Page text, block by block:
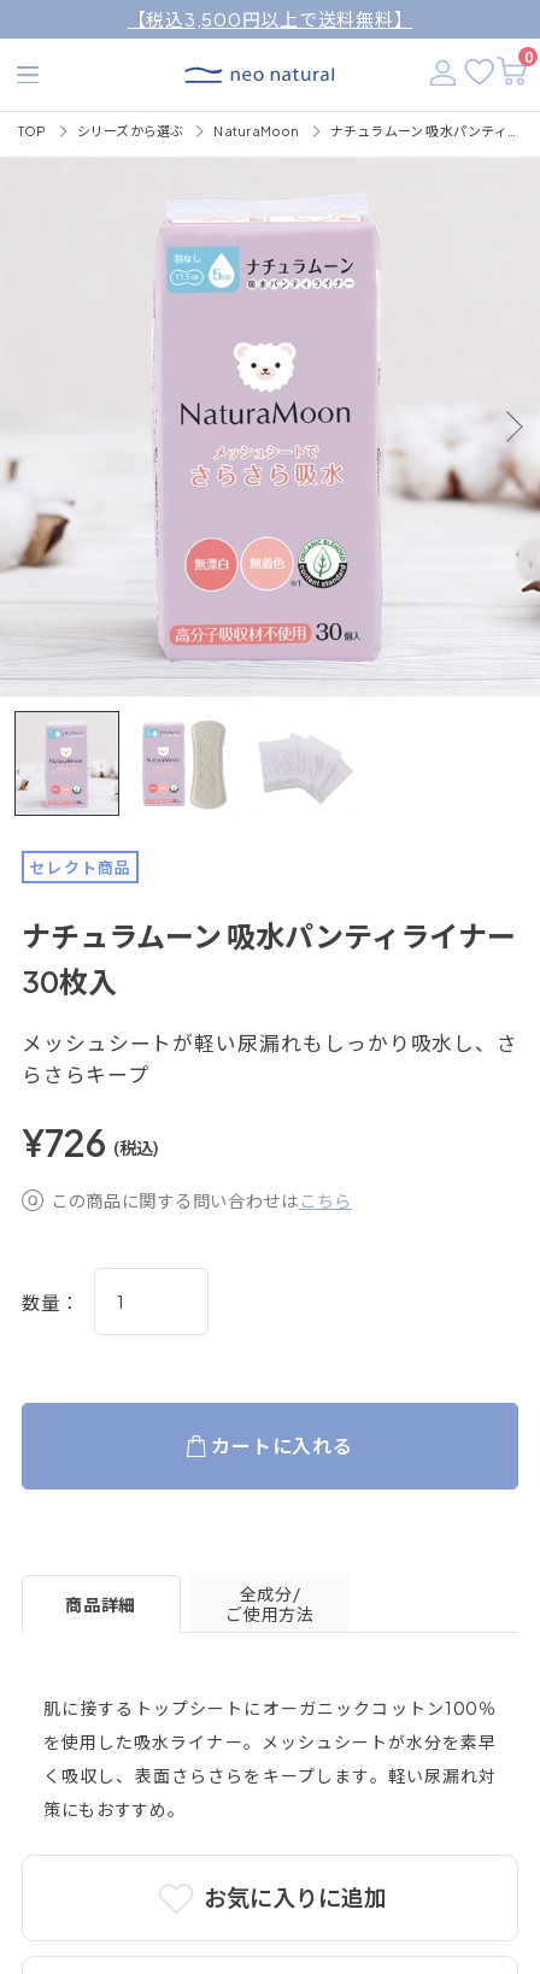
【税込3,500円以上で送料無料】
0
TOP シリーズから選ぶ NaturaMoon
セレクト商品
ナチュラムーン 吸水パンティライナー
30枚入
メッシュシートが軽い尿漏れもしっかり吸水し、さ
らさらキープ
¥726 (税込)
この商品に関する問い合わせは こちら
お気に入りに追加
数量：
カートに入れる
商品詳細
全成分/
ご使用方法
肌に接するトップシートにオーガニックコットン100％
を使用した吸水ライナー。メッシュシートが水分を素早
く吸収し、表面さらさらをキープします。軽い尿漏れ対
策にもおすすめ。